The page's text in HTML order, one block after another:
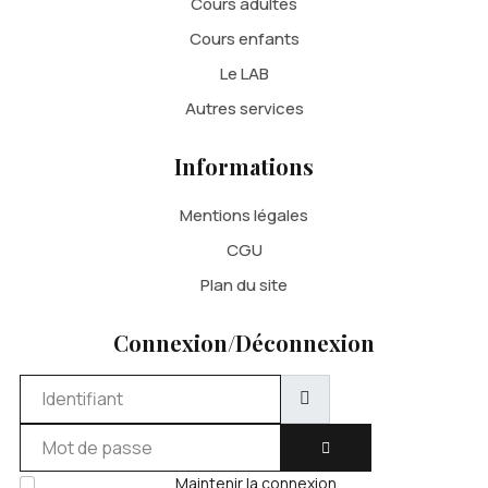
Cours enfants
Le LAB
Autres services
Informations
Mentions légales
CGU
Plan du site
Connexion/Déconnexion
AFFICHER LE MOT DE
Maintenir la connexion